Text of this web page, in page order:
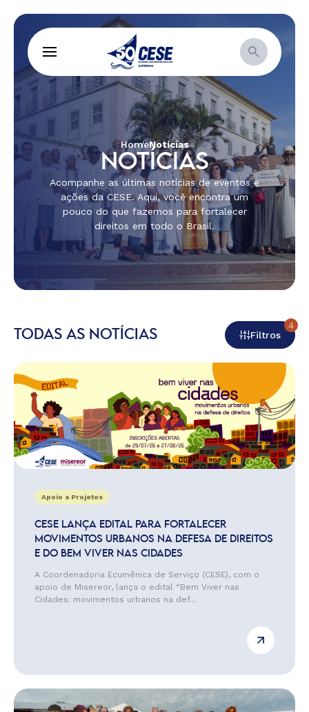
HomeNotícias
NOTÍCIAS
Acompanhe as últimas notícias de eventos e
ações da CESE. Aqui, você encontra um
pouco do que fazemos para fortalecer
direitos em todo o Brasil.
TODAS AS NOTÍCIAS Filtros
4
Apoio a Projetos
CESE LANÇA EDITAL PARA FORTALECER
MOVIMENTOS URBANOS NA DEFESA DE DIREITOS
E DO BEM VIVER NAS CIDADES
A Coordenadoria Ecumênica de Serviço (CESE), com o
apoio de Misereor, lança o edital “Bem Viver nas
Cidades: movimentos urbanos na def...